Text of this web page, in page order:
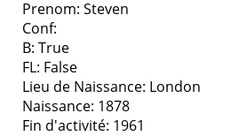
Prenom: Steven
Conf:
B: True
FL: False
Lieu de Naissance: London
Naissance: 1878
Fin d'activité: 1961